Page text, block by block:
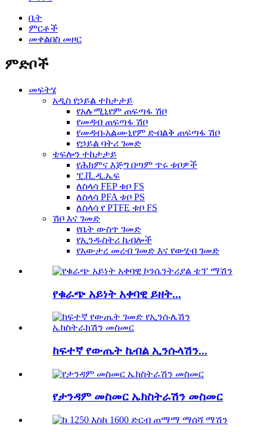
ቤት
ምርቶች
መቀልበስ መዞር
ምድቦች
መፍትሄ
አዲስ የኃይል ተከታታይ
የአሉሚኒየም ጠፍጣፋ ሽቦ
የመዳብ ጠፍጣፋ ሽቦ
የመዳብ-አልሙኒየም ድብልቅ ጠፍጣፋ ሽቦ
የኃይል ባትሪ ገመድ
ቴፍሎን ተከታታይ
የሕክምና እጅግ በጣም ጥሩ ቱቦዎች
ፒ.ቪ.ዲ.ኤፍ
ለስላሳ FEP ቱቦ FS
ለስላሳ PFA ቱቦ PS
ለስላሳ የ PTFE ቱቦ FS
ሽቦ እና ገመድ
የቤት ውስጥ ገመድ
የኢንዱስትሪ ኬብሎች
የአውታረ መረብ ገመድ እና የውሂብ ገመድ
የቁራጭ አይነት አቀባዊ ይዘት...
ከፍተኛ የውጤት ኬብል ኢንሱላሽን...
የታንዳም መስመር ኤክስትራሽን መስመር